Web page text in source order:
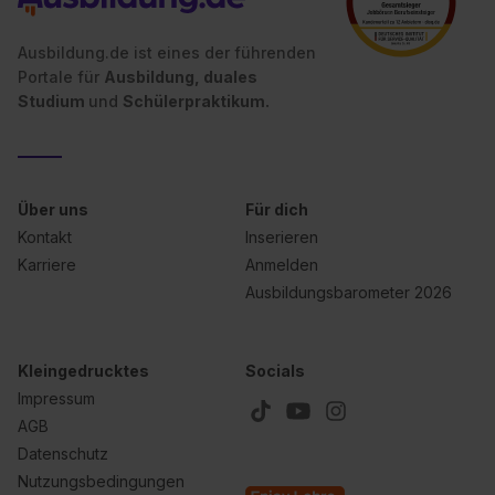
II). Du kannst die von dir erteilte Einwilligung jederzeit mit
Wirkung für die Zukunft ganz oder teilweise über unsere
Datenschutzerklärung unter dem Punkt „Datenschutz-
Einstellungen“ widerrufen. Weitere Informationen zu den
einzelnen Cookies findest du durch Klick auf „Details
Ausbildung.de ist eines der führenden
Portale für Ausbildung, duales
Studium und Schülerpraktikum.
Über uns
Kontakt
Karriere
Für dich
Inserieren
Anmelden
Ausbildungsbarometer 2026
Kleingedrucktes
Impressum
AGB
Datenschutz
Nutzungsbedingungen
Socials